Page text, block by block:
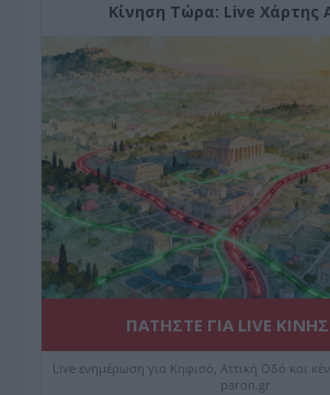
Κίνηση Τώρα: Live Χάρτης
ΠΑΤΗΣΤΕ ΓΙΑ LIVE
Live ενημέρωση για Κηφισό, Αττική Οδό και
paron.gr